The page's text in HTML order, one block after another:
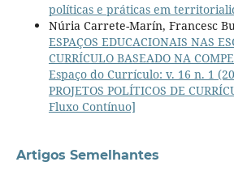
políticas e práticas em
Núria Carrete-Marín, Francesc
ESPAÇOS EDUCACIONAIS NAS
CURRÍCULO BASEADO NA
Espaço do Currículo: v. 16 n. 1
PROJETOS POLÍTICOS DE
Fluxo Contínuo]
Artigos Semelhantes